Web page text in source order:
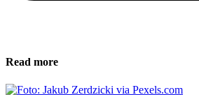
Read more